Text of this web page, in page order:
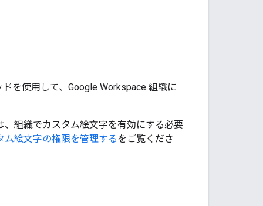
ドを使用して、Google Workspace 組織に
、組織でカスタム絵文字を有効にする必要
ム絵文字の権限を管理するをご覧くださ